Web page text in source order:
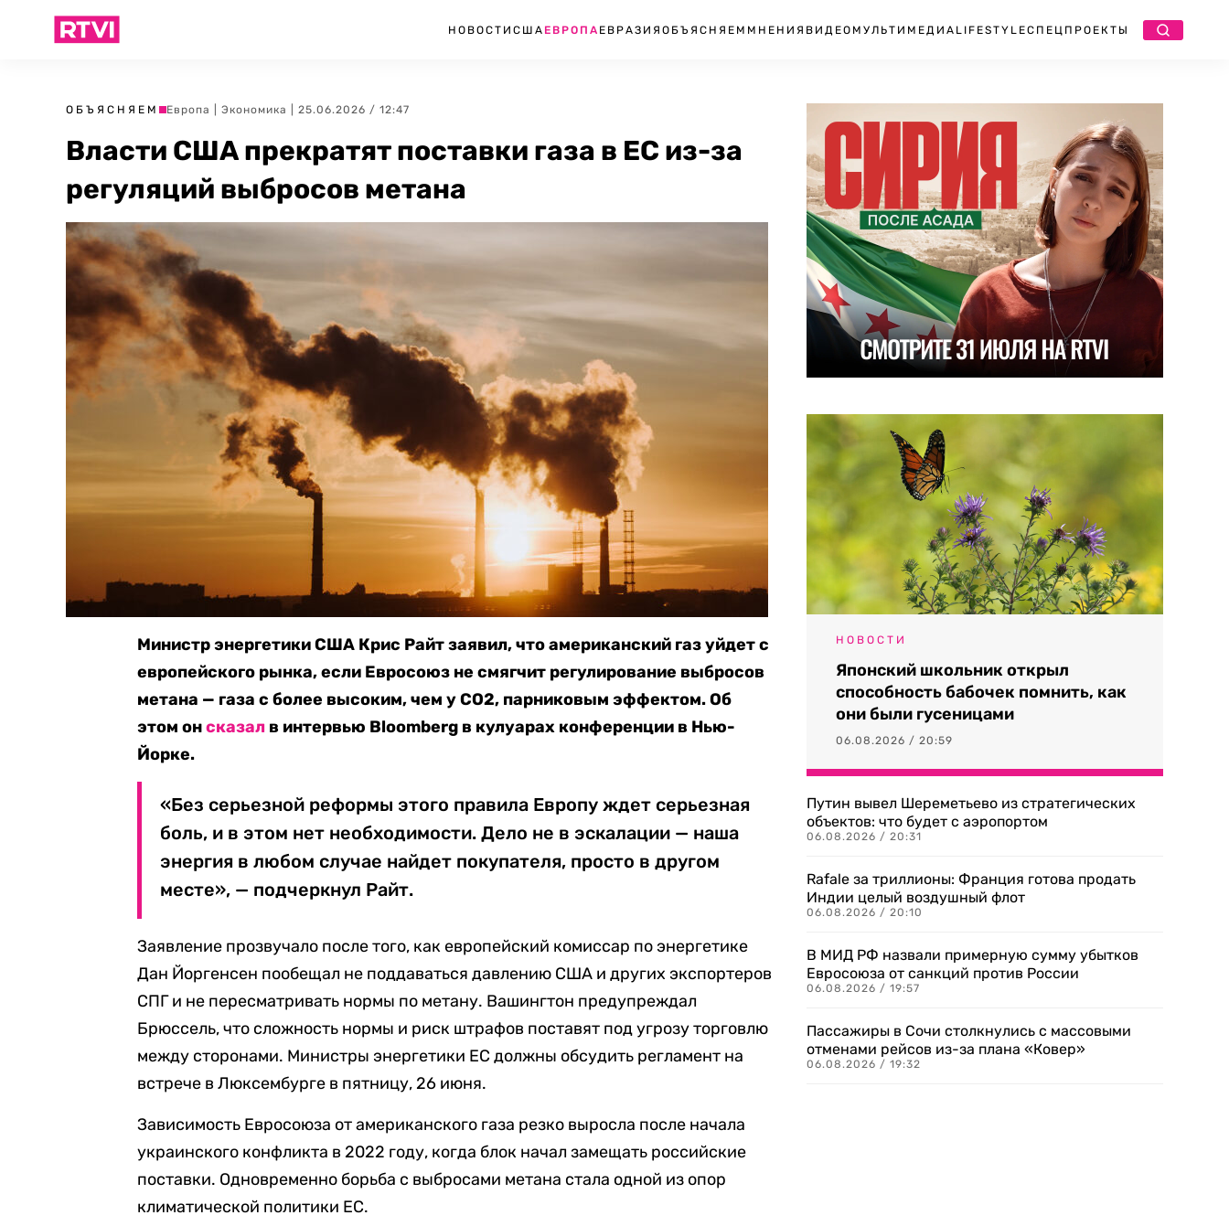
НОВОСТИ США ЕВРОПА ЕВРАЗИЯ ОБЪЯСНЯЕМ МНЕНИЯ ВИДЕО МУЛЬТИМЕДИА LIFESTYLEСПЕЦПРОЕКТЫ
ОБЪЯСНЯЕМ Европа Экономика | 25.06.2026 / 12:47
Власти США прекратят поставки газа в ЕС из-за
регуляций выбросов метана
Министр энергетики США Крис Райт заявил, что американский газ уйдет с
европейского рынка, если Евросоюз не смягчит регулирование выбросов
метана — газа с более высоким, чем у CO2, парниковым эффектом. Об
этом онсказал в интервью Bloomberg в кулуарах конференции в Нью-
Йорке.
«Без серьезной реформы этого правила Европу ждет серьезная
боль, и в этом нет необходимости. Дело не в эскалации — наша
энергия в любом случае найдет покупателя, просто в другом
месте», — подчеркнул Райт.
Заявление прозвучало после того, как европейский комиссар по энергетике
Дан Йоргенсен пообещал не поддаваться давлению США и других экспортеров
СПГ и не пересматривать нормы по метану. Вашингтон предупреждал
Брюссель, что сложность нормы и риск штрафов поставят под угрозу торговлю
между сторонами. Министры энергетики ЕС должны обсудить регламент на
встрече в Люксембурге в пятницу, 26 июня.
Зависимость Евросоюза от американского газа резко выросла после начала
украинского конфликта в 2022 году, когда блок начал замещать российские
поставки. Одновременно борьба с выбросами метана стала одной из опор
климатической политики ЕС.
НОВОСТИ
Японский школьник открыл
способность бабочек помнить, как
они были гусеницами
06.08.2026 / 20:59
Путин вывел Шереметьево из стратегических
объектов: что будет с аэропортом
06.08.2026 / 20:31
Rafale за триллионы: Франция готова продать
Индии целый воздушный флот
06.08.2026 / 20:10
В МИД РФ назвали примерную сумму убытков
Евросоюза от санкций против России
06.08.2026 / 19:57
Пассажиры в Сочи столкнулись с массовыми
отменами рейсов из-за плана «Ковер»
06.08.2026 / 19:32